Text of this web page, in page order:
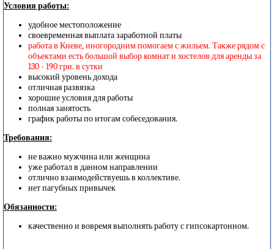
Условия работы:
удобное местоположение
своевременная выплата заработной платы
работа в Киеве, иногородним помогаем с жильем. Также рядом с
объектами есть большой выбор комнат и хостелов для аренды за
130 - 190 грн. в сутки
высокий уровень дохода
отличная развязка
хорошие условия для работы
полная занятость
график работы по итогам собеседования.
Требования:
не важно мужчина или женщина
уже работал в данном направлении
отлично взаимодействуешь в коллективе.
нет пагубных привычек
Обязанности:
качественно и вовремя выполнять работу с гипсокартонном.